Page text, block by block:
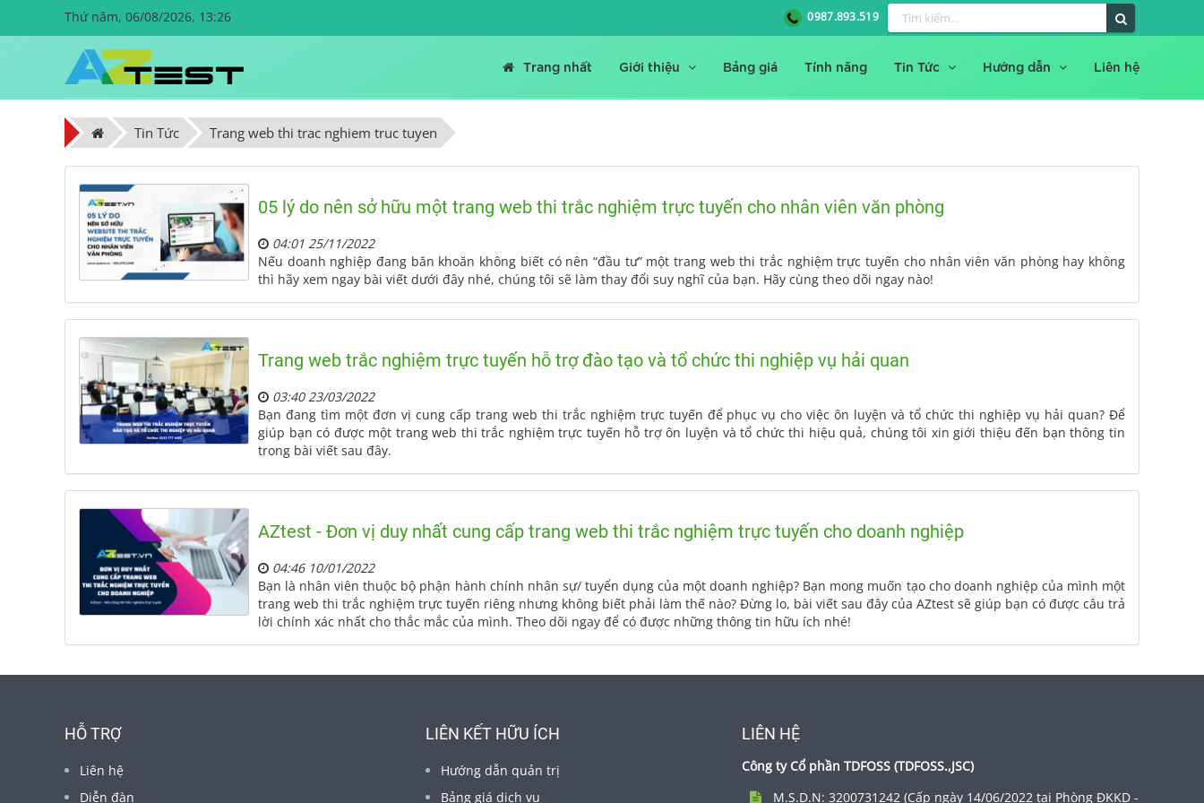
Thứ năm, 06/08/2026, 13:26 0987.893.519
Trang nhất Giới thiệu Bảng giá Tính năng Tin Tức Hướng dẫn Liên hệ
Tin Tức Trang web thi trac nghiem truc tuyen
05 lý do nên sở hữu một trang web thi trắc nghiệm trực tuyến cho nhân viên văn phòng
04:01 25/11/2022
Nếu doanh nghiệp đang băn khoăn không biết có nên “đầu tư” một trang web thi trắc nghiệm trực tuyến cho nhân viên văn phòng hay không
thì hãy xem ngay bài viết dưới đây nhé, chúng tôi sẽ làm thay đổi suy nghĩ của bạn. Hãy cùng theo dõi ngay nào!
Trang web trắc nghiệm trực tuyến hỗ trợ đào tạo và tổ chức thi nghiệp vụ hải quan
03:40 23/03/2022
Bạn đang tìm một đơn vị cung cấp trang web thi trắc nghiệm trực tuyến để phục vụ cho việc ôn luyện và tổ chức thi nghiệp vụ hải quan? Để
giúp bạn có được một trang web thi trắc nghiệm trực tuyến hỗ trợ ôn luyện và tổ chức thi hiệu quả, chúng tôi xin giới thiệu đến bạn thông tin
trong bài viết sau đây.
AZtest - Đơn vị duy nhất cung cấp trang web thi trắc nghiệm trực tuyến cho doanh nghiệp
04:46 10/01/2022
Bạn là nhân viên thuộc bộ phận hành chính nhân sự/ tuyển dụng của một doanh nghiệp? Bạn mong muốn tạo cho doanh nghiệp của mình một
trang web thi trắc nghiệm trực tuyến riêng nhưng không biết phải làm thế nào? Đừng lo, bài viết sau đây của AZtest sẽ giúp bạn có được câu trả
lời chính xác nhất cho thắc mắc của mình. Theo dõi ngay để có được những thông tin hữu ích nhé!
HỖ TRỢ
Liên hệ
Diễn đàn
LIÊN KẾT HỮU ÍCH
Hướng dẫn quản trị
Bảng giá dịch vụ
LIÊN HỆ
Công ty Cổ phần TDFOSS (TDFOSS.,JSC)
M.S.D.N: 3200731242 (Cấp ngày 14/06/2022 tại Phòng ĐKKD -